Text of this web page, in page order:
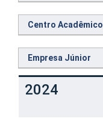
Centro Acadêmico
Empresa Júnior
2024